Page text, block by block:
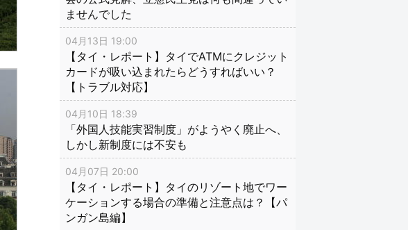
ませんでした
04月13日 19:00
【タイ・レポート】タイでATMにクレジット
カードが吸い込まれたらどうすればいい？
【トラブル対応】
04月10日 18:39
「外国人技能実習制度」がようやく廃止へ、
しかし新制度には不安も
04月07日 20:00
【タイ・レポート】タイのリゾート地でワー
ケーションする場合の準備と注意点は？【パ
ンガン島編】